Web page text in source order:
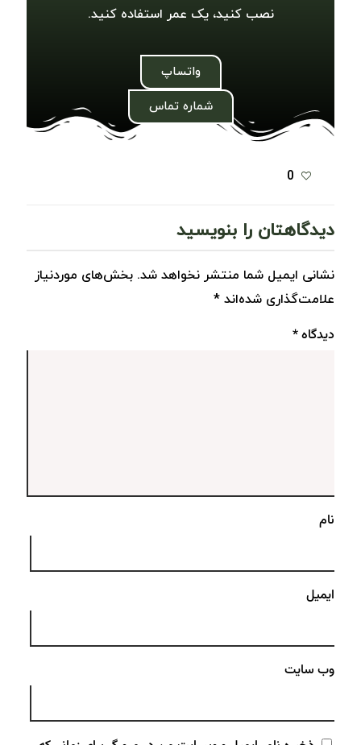
نصب کنید، یک عمر استفاده کنید.
واتساپ
شماره تماس
0
دیدگاهتان را بنویسید
نشانی ایمیل شما منتشر نخواهد شد. بخش‌های موردنیاز
علامت‌گذاری شده‌اند *
دیدگاه*
نام
ایمیل
وب‌ سایت